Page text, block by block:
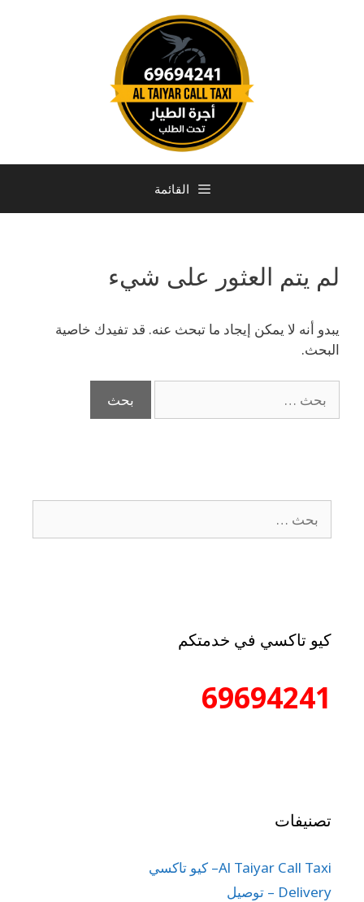
القائمة
لم يتم العثور على شيء
يبدو أنه لا يمكن إيجاد ما تبحث عنه. قد تفيدك خاصية
البحث.
كيو تاكسي في خدمتكم
69694241
تصنيفات
Al Taiyar Call Taxi– كيو تاكسي
Delivery – توصيل